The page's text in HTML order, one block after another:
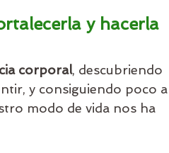
y hacerla
corporal, descubriendo
y consiguiendo poco a
modo de vida nos ha